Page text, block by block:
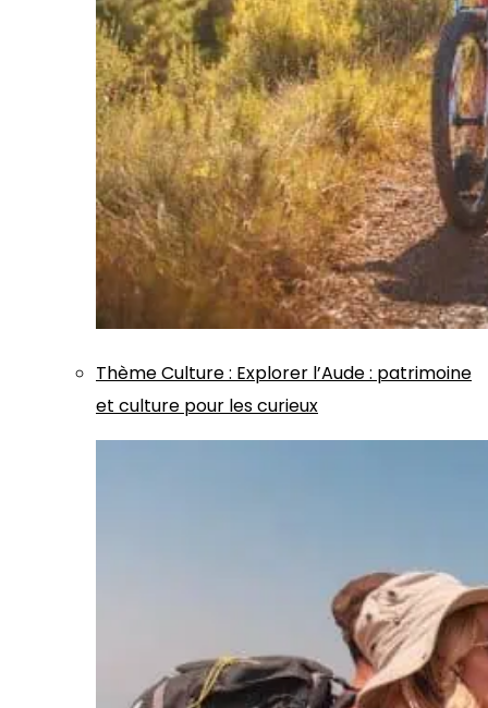
ThèmeCulture: Explorer l’Aude : patrimoine
et culture pour les curieux